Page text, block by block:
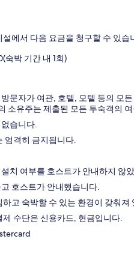
에서 다음 요금을 청구할 수 있
숙박 기간 내 1회)
문자가 여관, 호텔, 모텔 등의 모
소유주는 제출된 모든 투숙객의
습니다.
엄격히 금지됩니다.
치 여부를 호스트가 안내하지 않
호스트가 안내했습니다.
고 숙박할 수 있는 환경이 갖춰져
수단은 신용카드, 현금입니다.